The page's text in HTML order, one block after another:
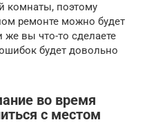
комнаты, поэтому
ремонте можно будет
вы что-то сделаете
будет довольно
во время
с местом